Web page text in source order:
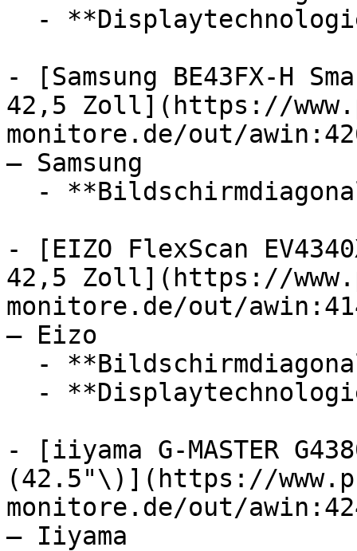
- [Samsung BE43FX-H
42,5 Zoll](https://
monitore.de/out/
— Samsung
- [EIZO FlexScan
42,5 Zoll](https://
monitore.de/out/
— Eizo
- [iiyama G-MASTER
(42.5"\)](https://
monitore.de/out/
— Iiyama